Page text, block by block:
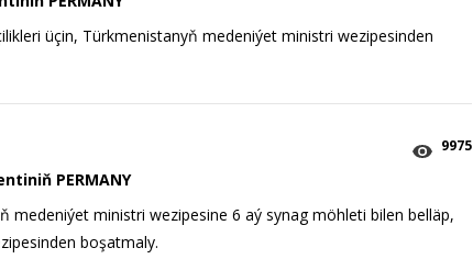
üçin, Türkmenistanyň medeniýet ministri wezipesinden
9975
PERMANY
ministri wezipesine 6 aý synag möhleti bilen belläp,
boşatmaly.